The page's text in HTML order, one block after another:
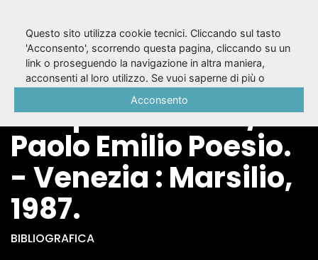
Maurizio Scaparro :
l'utopia teatrale /
Paolo Emilio Poesio.
- Venezia : Marsilio,
1987.
BIBLIOGRAFICA
Questo sito utilizza cookie tecnici. Cliccando sul tasto
'Acconsento', scorrendo questa pagina, cliccando su un
link o proseguendo la navigazione in altra maniera,
acconsenti al loro utilizzo. Se vuoi saperne di più o
Acconsento